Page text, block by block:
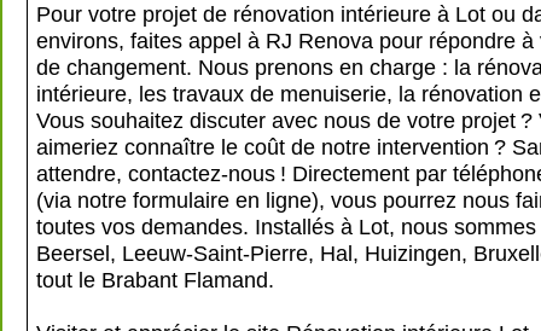
Pour votre projet de rénovation intérieure à Lot ou
environs, faites appel à RJ Renova pour répondre à
de changement. Nous prenons en charge : la
intérieure, les travaux de menuiserie, la rénovation
Vous souhaitez discuter avec nous de votre projet ?
aimeriez connaître le coût de notre intervention ?
attendre, contactez-nous ! Directement par
(via notre formulaire en ligne), vous pourrez nous
toutes vos demandes. Installés à Lot, nous
Beersel, Leeuw-Saint-Pierre, Hal, Huizingen,
tout le Brabant Flamand.